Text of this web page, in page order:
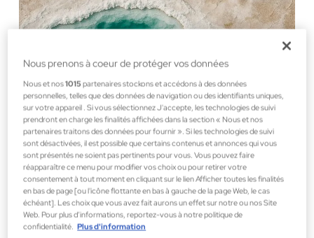
Nous prenons à coeur de protéger vos données
Nous et nos1015 partenaires stockons et accédons à des données
personnelles, telles que des données de navigation ou des identifiants uniques,
sur votre appareil . Si vous sélectionnez J'accepte, les technologies de suivi
prendront en charge les finalités affichées dans la section « Nous et nos
partenaires traitons des données pour fournir ». Si les technologies de suivi
sont désactivées, il est possible que certains contenus et annonces qui vous
sont présentés ne soient pas pertinents pour vous. Vous pouvez faire
réapparaître ce menu pour modifier vos choix ou pour retirer votre
consentement à tout moment en cliquant sur le lien Afficher toutes les finalités
en bas de page [ou l'icône flottante en bas à gauche de la page Web, le cas
échéant]. Les choix que vous avez fait aurons un effet sur notre ou nos Site
Web. Pour plus d’informations, reportez-vous à notre politique de
confidentialité. Plus d'information